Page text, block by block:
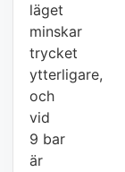
läget
minskar
trycket
ytterligare,
och
vid
9 bar
är